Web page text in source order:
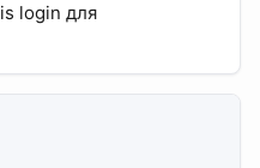
login для